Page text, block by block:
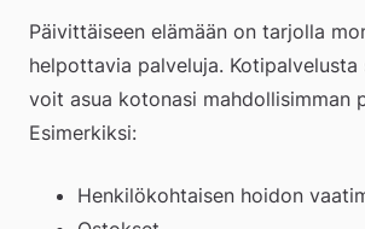
o
m
m
u
Päivittäiseen elämään on tarjolla
helpottavia palveluja.
voit asua kotonasi mahdollisimman
Esimerkiksi:
Henkilökohtaisen hoidon